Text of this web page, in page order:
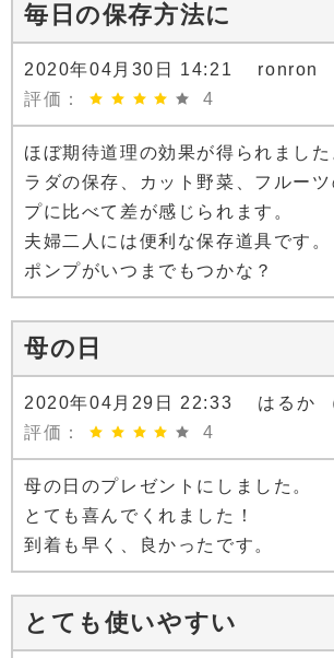
毎日の保存方法に
2020年04月30日 14:21 ronron
評価：
4
ほぼ期待道理の効果が得られまし
ラダの保存、カット野菜、フルー
プに比べて差が感じられます。
夫婦二人には便利な保存道具です。
ポンプがいつまでもつかな？
母の日
2020年04月29日 22:33 はるか （
評価：
4
母の日のプレゼントにしました。
とても喜んでくれました！
到着も早く、良かったです。
とても使いやすい